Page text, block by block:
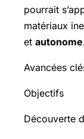
pourrait
matériaux
et autonome
Avancées
Objectifs
Découverte